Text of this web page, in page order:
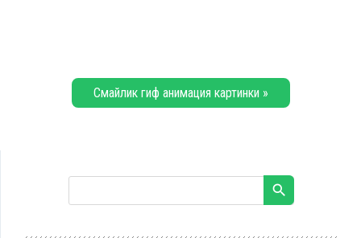
Смайлик гиф анимация картинки »